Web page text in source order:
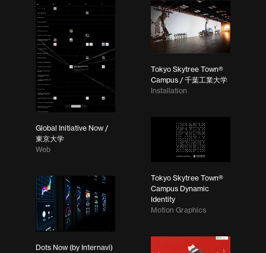
Global Initiative Now /
東京大学
Web
Tokyo Skytree Town®
Campus / 千葉工業大学
Installation
Tokyo Skytree Town®
Campus Dynamic
Identity
Motion Graphics
Dots Now (by Internavi)